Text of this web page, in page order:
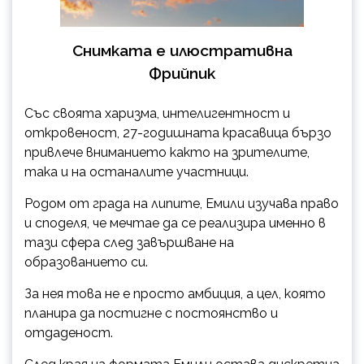
Снимката е илюстративна
Фрийпик
Със своята харизма, интелигентност и
откровеност, 27-годишната красавица бързо
привлече вниманието както на зрителите,
така и на останалите участници.
Родом от града на липите, Емили изучава право
и споделя, че мечтае да се реализира именно в
тази сфера след завършване на
образованието си.
За нея това не е просто амбиция, а цел, която
планира да постигне с постоянство и
отдаденост.